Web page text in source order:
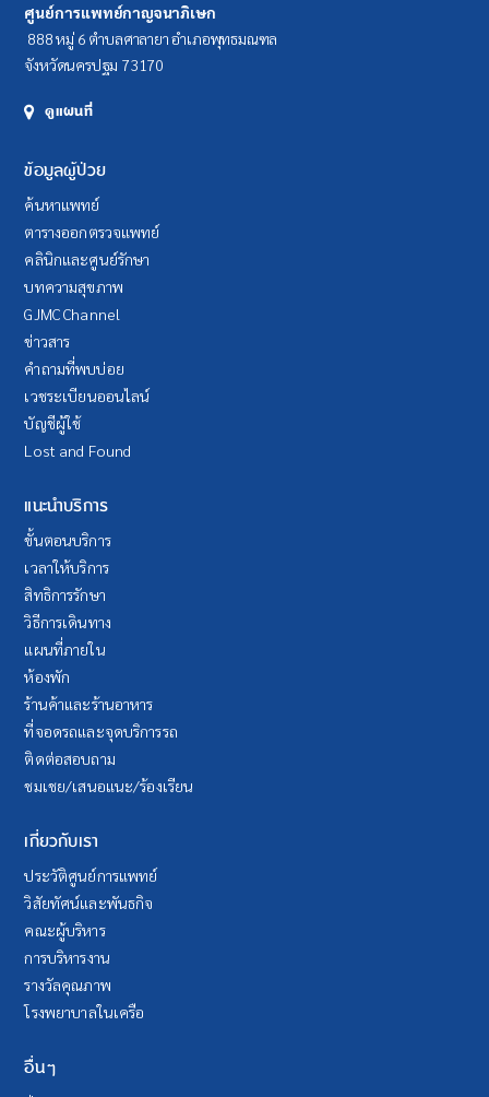
ศูนย์การแพทย์กาญจนาภิเษก
888 หมู่ 6 ตำบลศาลายา อำเภอพุทธมณฑล
จังหวัดนครปฐม 73170
ดูแผนที่
ข้อมูลผู้ป่วย
ค้นหาแพทย์
ตารางออกตรวจแพทย์
คลินิกและศูนย์รักษา
บทความสุขภาพ
GJMC Channel
ข่าวสาร
คำถามที่พบบ่อย
เวชระเบียนออนไลน์
บัญชีผู้ใช้
Lost and Found
แนะนำบริการ
ขั้นตอนบริการ
เวลาให้บริการ
สิทธิการรักษา
วิธีการเดินทาง
แผนที่ภายใน
ห้องพัก
ร้านค้าและร้านอาหาร
ที่จอดรถและจุดบริการรถ
ติดต่อสอบถาม
ชมเชย/เสนอแนะ/ร้องเรียน
เกี่ยวกับเรา
ประวัติศูนย์การแพทย์
วิสัยทัศน์และพันธกิจ
คณะผู้บริหาร
การบริหารงาน
รางวัลคุณภาพ
โรงพยาบาลในเครือ
อื่นๆ